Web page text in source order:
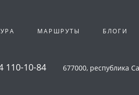
МАРШРУТЫ БЛОГИ
110-10-84 677000, республика